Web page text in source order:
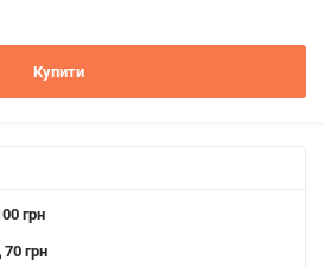
Купити
грн
70 грн